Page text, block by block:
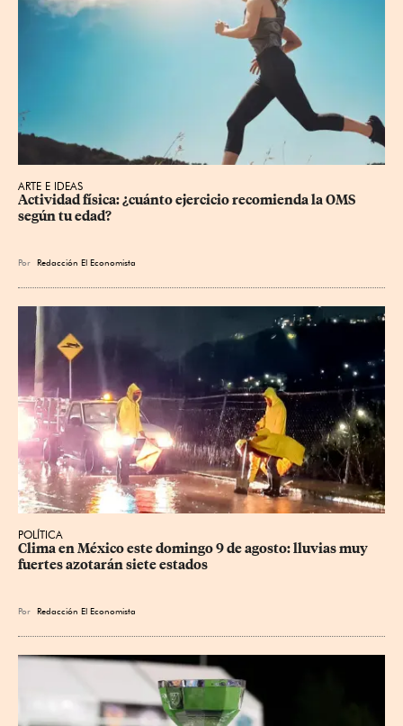
ARTE E IDEAS
Actividad física: ¿cuánto ejercicio recomienda la OMS
según tu edad?
Por Redacción El Economista
POLÍTICA
Clima en México este domingo 9 de agosto: lluvias muy
fuertes azotarán siete estados
Por Redacción El Economista